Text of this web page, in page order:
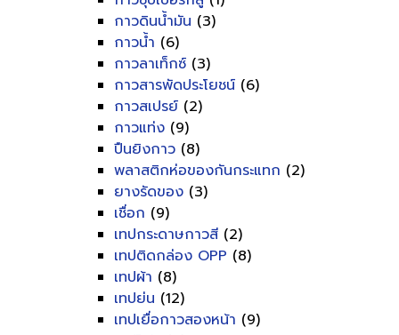
กาวดินน้ำมัน (3)
กาวน้ำ (6)
กาวลาเท็กซ์ (3)
กาวสารพัดประโยชน์ (6)
กาวสเปรย์ (2)
กาวแท่ง (9)
ปืนยิงกาว (8)
พลาสติกห่อของกันกระแทก (2)
ยางรัดของ (3)
เชื่อก (9)
เทปกระดาษกาวสี (2)
เทปติดกล่อง OPP (8)
เทปผ้า (8)
เทปย่น (12)
เทปเยื่อกาวสองหน้า (9)